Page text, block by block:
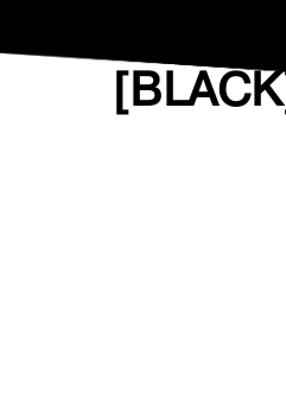
[BLACK]